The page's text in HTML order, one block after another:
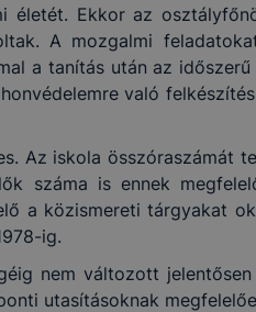
életét. Ekkor az
A mozgalmi
a tanítás után az
való
Az iskola
száma is ennek
a közismereti tárgyakat
ig.
nem változott
utasításoknak